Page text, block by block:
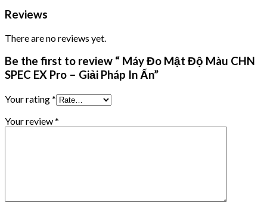
Reviews
There are no reviews yet.
Be the first to review “ Máy Đo Mật Độ Màu CHN
SPEC EX Pro – Giải Pháp In Ấn”
Your rating*
Your review*